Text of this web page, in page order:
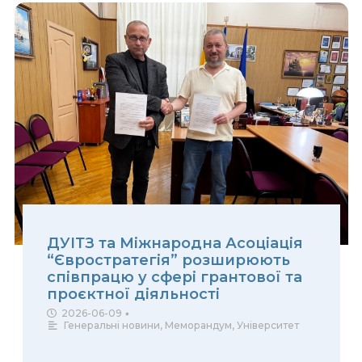
ДУІТЗ та Міжнародна Асоціація
“Євростратегія” розширюють
співпрацю у сфері грантової та
проєктної діяльності
2026-06-09 •
Генеральні новини, Меморандум, Університет